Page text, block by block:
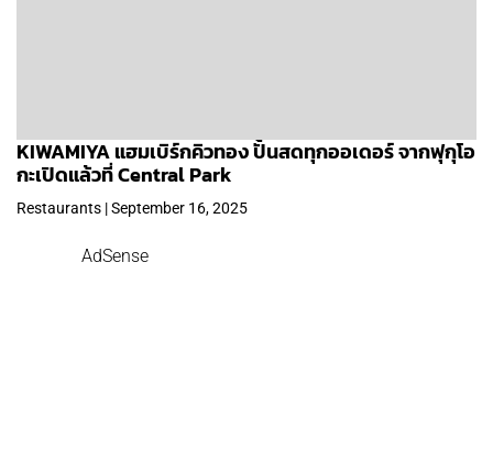
KIWAMIYA แฮมเบิร์กคิวทอง ปั้นสดทุกออเดอร์ จากฟุกุโอ
กะเปิดแล้วที่ Central Park
Restaurants | September 16, 2025
AdSense